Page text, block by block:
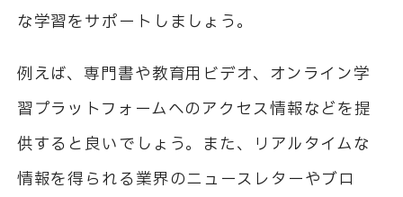
な学習をサポートしましょう。
例えば、専門書や教育用ビデオ、オンライン学
習プラットフォームへのアクセス情報などを提
供すると良いでしょう。また、リアルタイムな
情報を得られる業界のニュースレターやブロ